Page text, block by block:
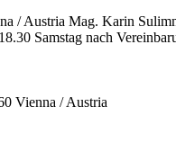
/ Austria Mag. Karin
Samstag nach
Vienna / Austria